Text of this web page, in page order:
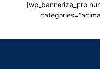
[wp_bannerize_pro